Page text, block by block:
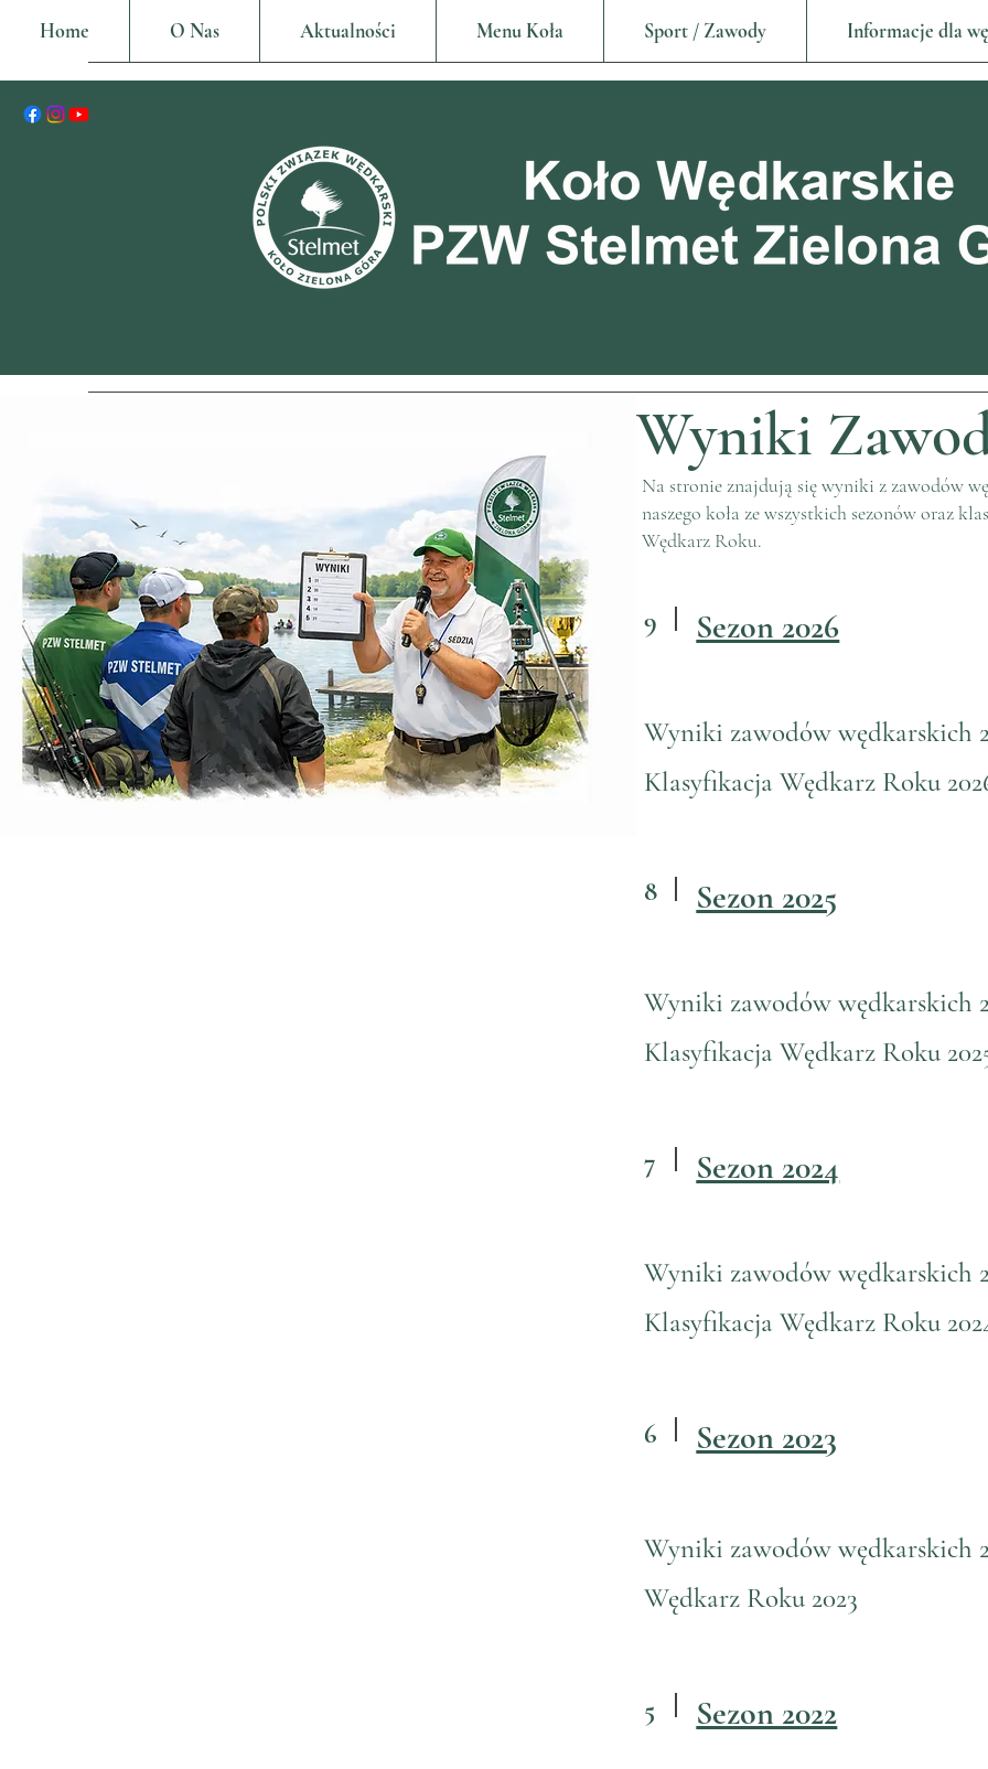
Home O Nas Aktualności Menu Koła Sport / Zawody Informacje dla
Wyniki
Na stronie znajdują się wyniki z zawodów
naszego koła ze wszystkich sezonów oraz
Wędkarz Roku.
9 Sezon 2026
Wyniki zawodów wędkarskich
Klasyfikacja Wędkarz Roku
8 Sezon 2025
Wyniki zawodów wędkarskich
Klasyfikacja Wędkarz Roku
7 Sezon 2024
Wyniki zawodów wędkarskich
Klasyfikacja Wędkarz Roku
6 Sezon 2023
Wyniki zawodów wędkarskich
Wędkarz Roku 2023
5 Sezon 2022